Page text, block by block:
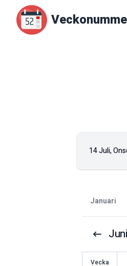
14 Juli,
januari
Juni
Vecka